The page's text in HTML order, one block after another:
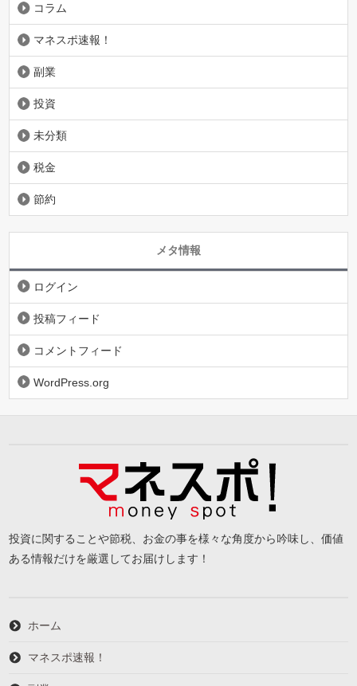
コラム
マネスポ速報！
副業
投資
未分類
税金
節約
メタ情報
ログイン
投稿フィード
コメントフィード
WordPress.org
投資に関することや節税、お金の事を様々な角度から吟味し、価値
ある情報だけを厳選してお届けします！
ホーム
マネスポ速報！